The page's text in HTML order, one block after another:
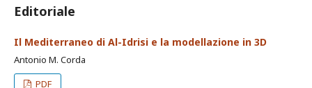
Editoriale
Il Mediterraneo di Al-Idrisi e la modellazione in 3D
Antonio M. Corda
PDF